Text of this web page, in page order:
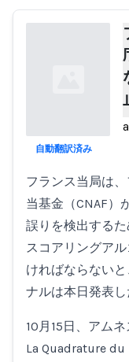
自動翻訳済み
フランス当局は
当基金（CNAF）
誤りを検出する
スコアリングア
ければならない
ナルは本日発表し
10月15日、アム
La Quadrature du